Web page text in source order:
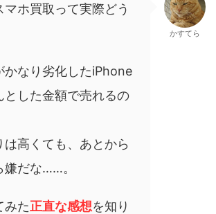
マホ買取って実際どう
かなり劣化したiPhone
とした金額で売れるの
は高くても、あとから
嫌だな……。
みた正直な感想を知り
かすてら